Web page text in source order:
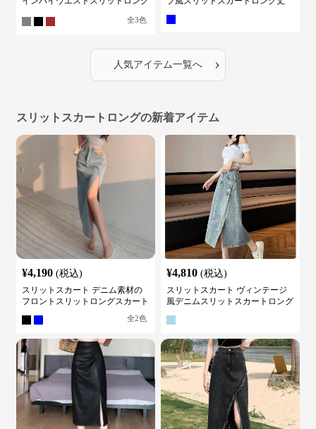
全3色
人気アイテム一覧へ ›
スリットスカートロングの新着アイテム
¥4,190 (税込)
スリットスカート デニム素材の
フロントスリットロングスカート
全2色
¥4,810 (税込)
スリットスカート ヴィンテージ
風デニムスリットスカートロング